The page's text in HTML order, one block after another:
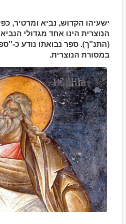
ישעיהו הקדוש, נביא ומרטיר,
הנוצרית הינו אחד מגדולי
(התנ"ך). ספר נבואתו נודע כ-
במסורת הנוצרית.